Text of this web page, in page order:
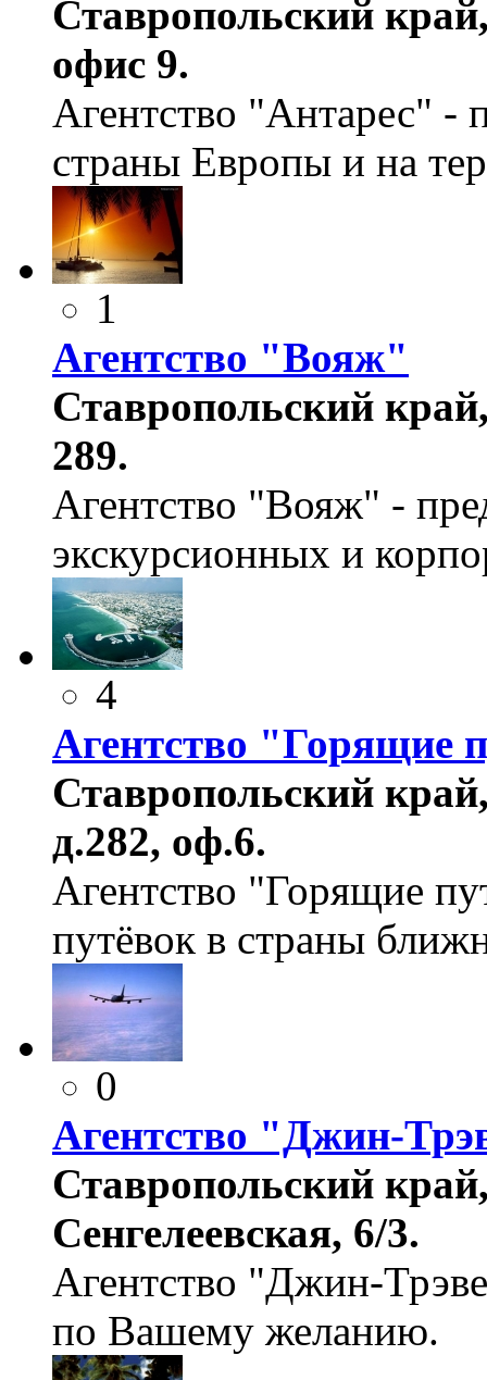
Ставропольский
офис 9.
Агентство "Антарес" -
страны Европы и на
1
Агентство "Вояж"
Ставропольский
289.
Агентство "Вояж" -
экскурсионных и
4
Агентство "Горящие
Ставропольский
д.282, оф.6.
Агентство "Горящие
путёвок в страны
0
Агентство "Джин-
Ставропольский
Сенгелеевская, 6/3.
Агентство "Джин-
по Вашему желанию.